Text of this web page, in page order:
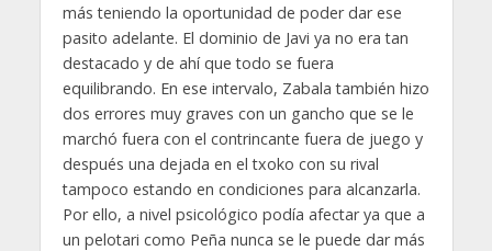
más teniendo la oportunidad de poder dar ese
pasito adelante. El dominio de Javi ya no era tan
destacado y de ahí que todo se fuera
equilibrando. En ese intervalo, Zabala también hizo
dos errores muy graves con un gancho que se le
marchó fuera con el contrincante fuera de juego y
después una dejada en el txoko con su rival
tampoco estando en condiciones para alcanzarla.
Por ello, a nivel psicológico podía afectar ya que a
un pelotari como Peña nunca se le puede dar más